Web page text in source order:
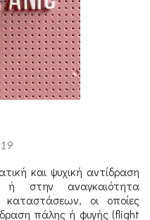
και ψυχική αντίδραση
στην αναγκαιότητα
καταστάσεων, οι οποίες
πάλης ή φυγής (flight